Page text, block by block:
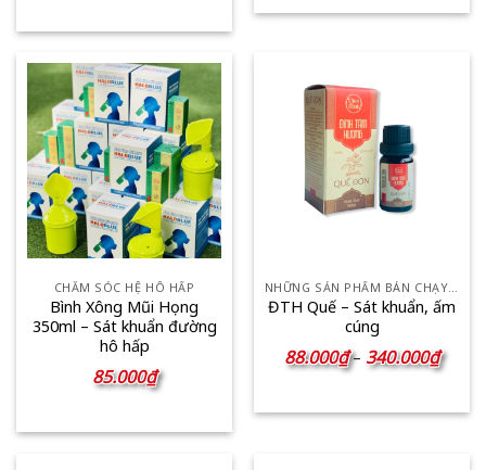
85.000₫
đến
đến
CHĂM SÓC HỆ HÔ HẤP
Bình Xông Mũi Họng
350ml – Sát khuẩn đường
hô hấp
85.000₫
NHỮNG SẢN PHẨM BÁN CHẠY NHẤT
ĐTH Quế – Sát khuẩn, ấm
cúng
88.000₫ – 340.000₫
giá:
đến